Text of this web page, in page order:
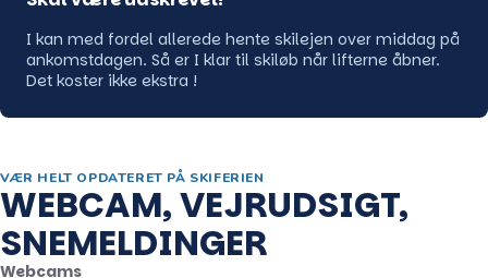
I kan med fordel allerede hente skilejen over middag på
ankomstdagen. Så er I klar til skiløb når lifterne åbner.
Det koster ikke ekstra !
VÆR HELT OPDATERET PÅ SKIFERIEN
WEBCAM, VEJRUDSIGT,
SNEMELDINGER
Webcams